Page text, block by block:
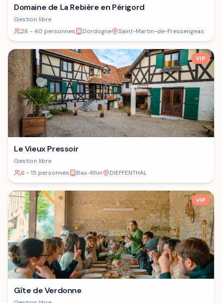
Domaine de La Rebière en Périgord
Gestion libre
26 - 40 personnes
Dordogne Saint-Martin-de-Fressengeas
VIP
Le Vieux Pressoir
Gestion libre
6 - 15 personnes
Bas-Rhin DIEFFENTHAL
VIP
Gîte de Verdonne